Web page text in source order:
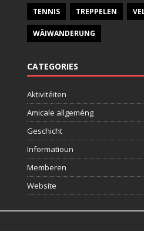
TENNIS TREPPELEN
WÄIWANDERUNG
CATEGORIES
Aktivitéiten
Amicale allgeméng
Geschicht
Informatioun
Memberen
Website